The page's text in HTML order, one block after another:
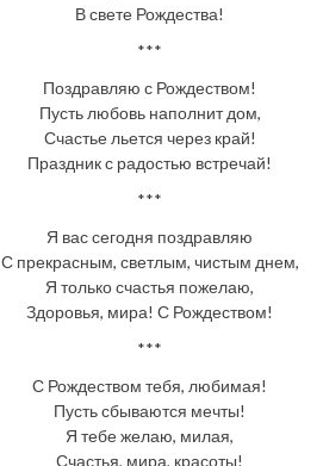
В свете Рождества!
***
Поздравляю с Рождеством!
Пусть любовь наполнит дом,
Счастье льется через край!
Праздник с радостью встречай!
***
Я вас сегодня поздравляю
С прекрасным, светлым, чистым днем,
Я только счастья пожелаю,
Здоровья, мира! С Рождеством!
***
С Рождеством тебя, любимая!
Пусть сбываются мечты!
Я тебе желаю, милая,
Счастья, мира, красоты!